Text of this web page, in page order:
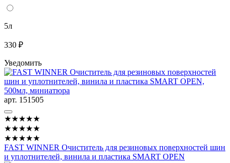
5л
330 ₽
Уведомить
арт. 151505
★★★★★
★★★★★
★★★★★
FAST WINNER Очиститель для резиновых поверхностей шин
и уплотнителей, винила и пластика SMART OPEN